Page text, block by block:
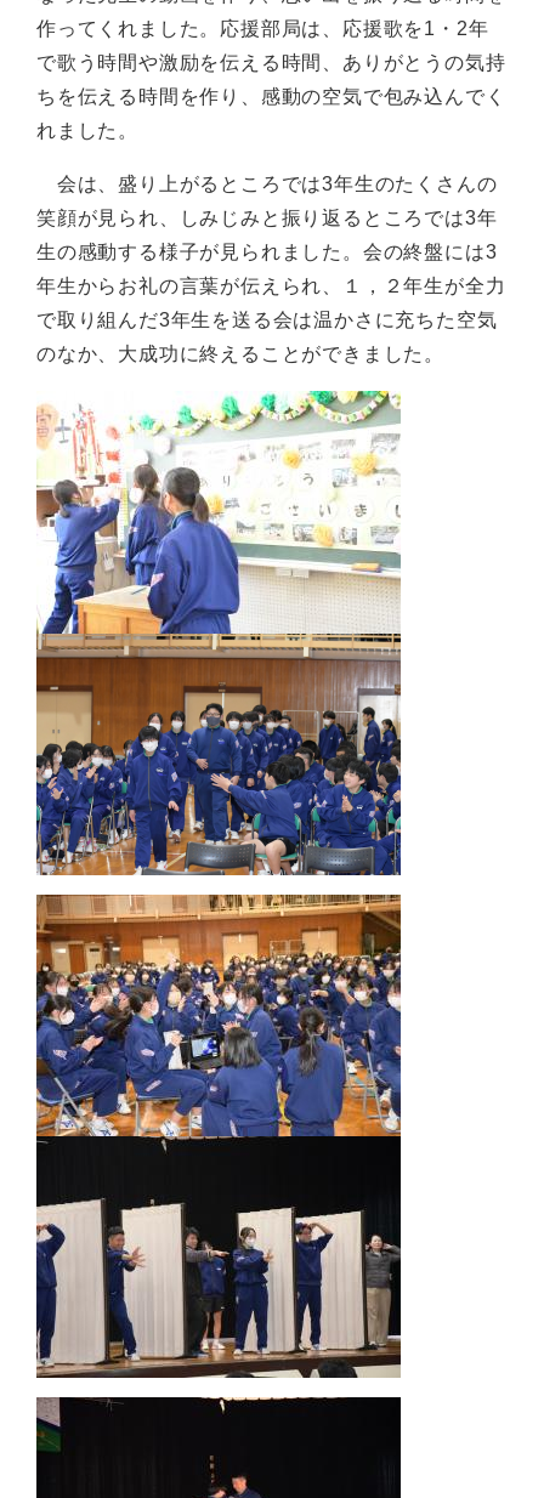
作ってくれました。応援部局は、応援歌を1・2年
で歌う時間や激励を伝える時間、ありがとうの気持
ちを伝える時間を作り、感動の空気で包み込んでく
れました。
会は、盛り上がるところでは3年生のたくさんの
笑顔が見られ、しみじみと振り返るところでは3年
生の感動する様子が見られました。会の終盤には3
年生からお礼の言葉が伝えられ、１，２年生が全力
で取り組んだ3年生を送る会は温かさに充ちた空気
のなか、大成功に終えることができました。